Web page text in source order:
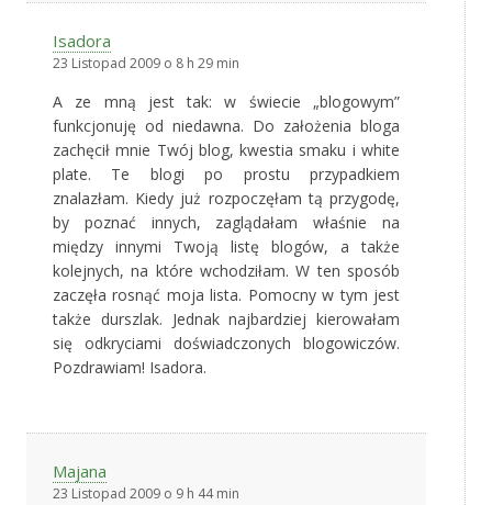
Isadora
23 Listopad 2009 o 8 h 29 min
A ze mną jest tak: w świecie „blogowym”
funkcjonuję od niedawna. Do założenia bloga
zachęcił mnie Twój blog, kwestia smaku i white
plate. Te blogi po prostu przypadkiem
znalazłam. Kiedy już rozpoczęłam tą przygodę,
by poznać innych, zaglądałam właśnie na
między innymi Twoją listę blogów, a także
kolejnych, na które wchodziłam. W ten sposób
zaczęła rosnąć moja lista. Pomocny w tym jest
także durszlak. Jednak najbardziej kierowałam
się odkryciami doświadczonych blogowiczów.
Pozdrawiam! Isadora.
Majana
23 Listopad 2009 o 9 h 44 min